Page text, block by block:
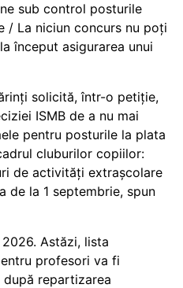
sub control posturile
/ La niciun concurs nu poți
început asigurarea unui
solicită, într-o petiție,
ISMB de a nu mai
pentru posturile la plata
cluburilor copiilor:
de activități extrașcolare
de la 1 septembrie, spun
Astăzi, lista
profesori va fi
repartizarea